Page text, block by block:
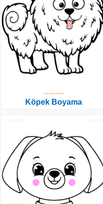
Köpek Boyama